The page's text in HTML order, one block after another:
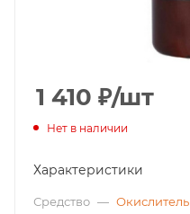
1 410 ₽/шт
Нет в наличии
Характеристики
Средство — Окислитель